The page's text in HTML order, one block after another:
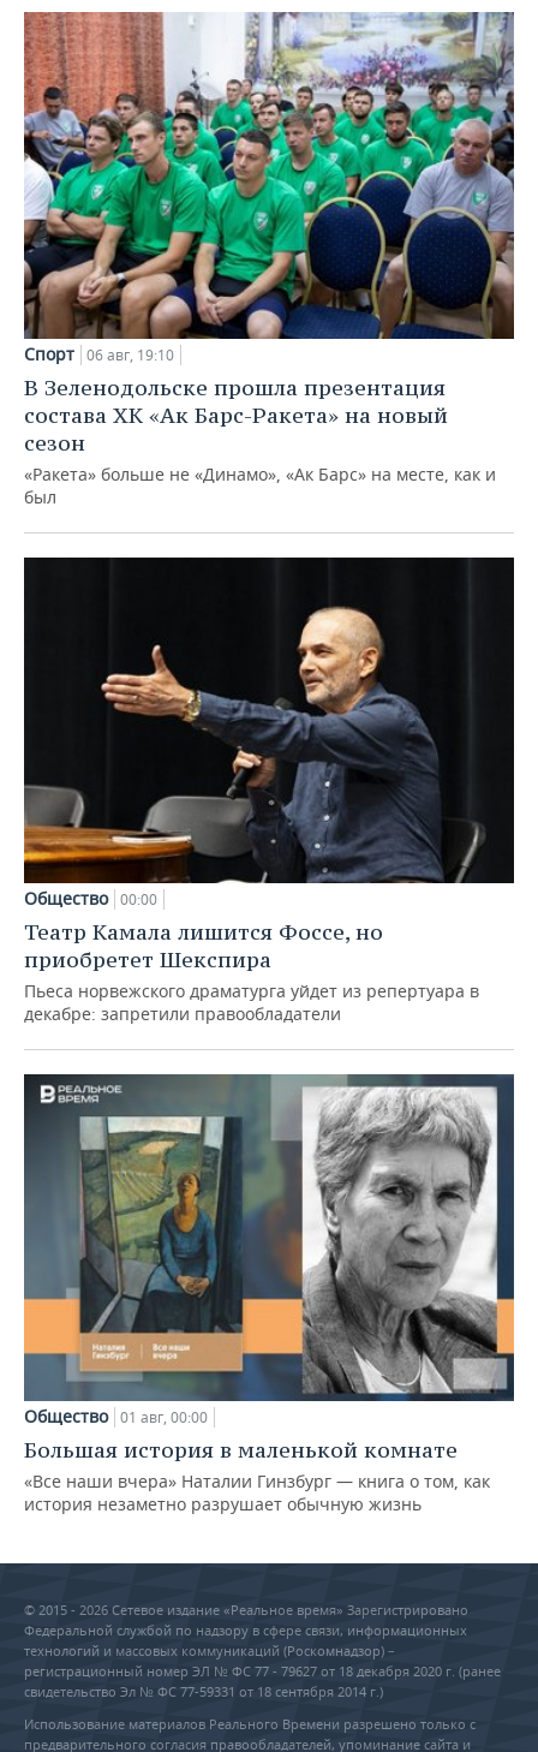
Спорт 06 авг, 19:10
В Зеленодольске прошла презентация
состава ХК «Ак Барс-Ракета» на новый
сезон
«Ракета» больше не «Динамо», «Ак Барс» на месте, как и
был
Общество 00:00
Театр Камала лишится Фоссе, но
приобретет Шекспира
Пьеса норвежского драматурга уйдет из репертуара в
декабре: запретили правообладатели
Общество 01 авг, 00:00
Большая история в маленькой комнате
«Все наши вчера» Наталии Гинзбург — книга о том, как
история незаметно разрушает обычную жизнь
© 2015 - 2026 Сетевое издание «Реальное время» Зарегистрировано
Федеральной службой по надзору в сфере связи, информационных
технологий и массовых коммуникаций (Роскомнадзор) –
регистрационный номер ЭЛ № ФС 77 - 79627 от 18 декабря 2020 г. (ранее
свидетельство Эл № ФС 77-59331 от 18 сентября 2014 г.)
Использование материалов Реального Времени разрешено только с
предварительного согласия правообладателей, упоминание сайта и